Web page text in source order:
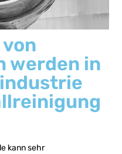
werden in
kann sehr